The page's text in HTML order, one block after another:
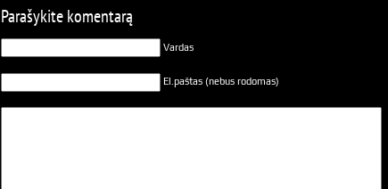
Parašykite komentarą
Vardas
El.paštas (nebus rodomas)